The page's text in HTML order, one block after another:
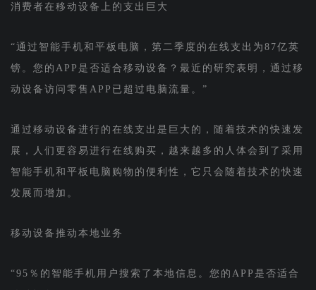
消费者在移动设备上的支出巨大
“通过智能手机和平板电脑，第二季度的在线支出为87亿英
镑。您的APP是否适合移动设备？最近的研究表明，通过移
动设备访问零售APP已超过电脑流量。”
通过移动设备进行的在线支出是巨大的，随着技术的快速发
展，人们更容易进行在线购买，越来越多的人体会到了采用
智能手机和平板电脑购物的便利性，它只会随着技术的快速
发展而增加。
移动设备推动本地业务
“95％的智能手机用户搜索了本地信息。您的APP是否适合